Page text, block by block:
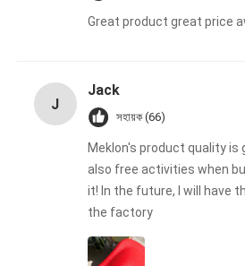
Great product great price
J
Jack
সহায়ক (66)
Meklon's product quality is
also free activities when
it! In the future, I will have
the factory